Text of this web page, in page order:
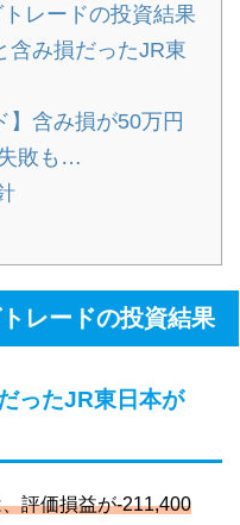
レードの投資結果
含み損だったJR東
】含み損が50万円
敗も…
レードの投資結果
ったJR東日本が
評価損益が-211,400